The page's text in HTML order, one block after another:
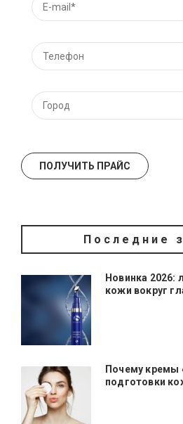
Последние
Новинка 2026:
кожи вокруг
Почему кремы
подготовки